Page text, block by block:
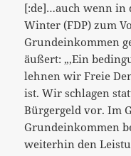
[:de]…auch wenn in
Winter (FDP) zum
Grundeinkommen
äußert: „‚Ein
lehnen wir Freie
ist. Wir schlagen
Bürgergeld vor. Im
Grundeinkommen
weiterhin den